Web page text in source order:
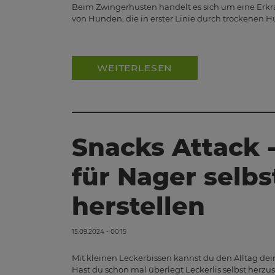
Beim Zwingerhusten handelt es sich um eine
von Hunden, die in erster Linie durch trockenen
WEITERLESEN
Snacks Attack
für Nager
herstellen
15.09.2024 - 00:15
Mit kleinen Leckerbissen kannst du den Alltag
Hast du schon mal überlegt Leckerlis selbst